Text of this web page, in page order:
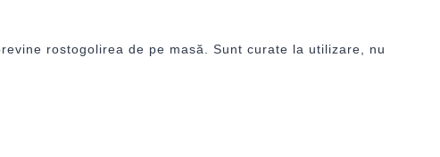
rostogolirea de pe masă. Sunt curate la utilizare, nu